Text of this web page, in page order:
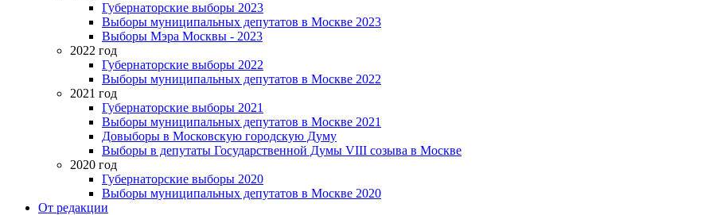
Губернаторские выборы 2023
Выборы муниципальных депутатов в Москве 2023
Выборы Мэра Москвы - 2023
2022 год
Губернаторские выборы 2022
Выборы муниципальных депутатов в Москве 2022
2021 год
Губернаторские выборы 2021
Выборы муниципальных депутатов в Москве 2021
Довыборы в Московскую городскую Думу
Выборы в депутаты Государственной Думы VIII созыва в Москве
2020 год
Губернаторские выборы 2020
Выборы муниципальных депутатов в Москве 2020
От редакции